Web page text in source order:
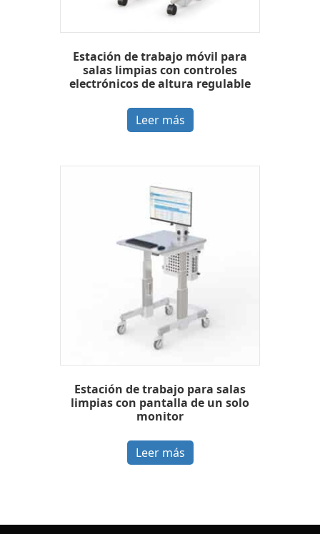
Estación de trabajo móvil para
salas limpias con controles
electrónicos de altura regulable
Leer más
Estación de trabajo para salas
limpias con pantalla de un solo
monitor
Leer más